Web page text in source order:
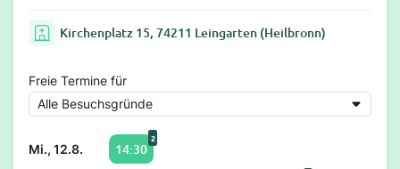
Kirchenplatz 15, 74211 Leingarten (Heilbronn)
Freie Termine für
Mi., 12.8. 14:30
2